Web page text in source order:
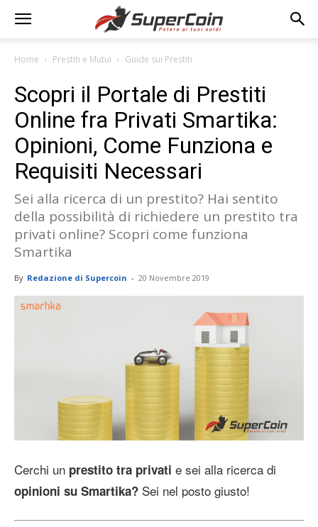
Home Prestiti e Mutui Guide sui Prestiti
Scopri il Portale di Prestiti
Online fra Privati Smartika:
Opinioni, Come Funziona e
Requisiti Necessari
Sei alla ricerca di un prestito? Hai sentito
della possibilità di richiedere un prestito tra
privati online? Scopri come funziona
Smartika
By Redazione di Supercoin - 20 Novembre 2019
Cerchi un prestito tra privati e sei alla ricerca di
opinioni su Smartika? Sei nel posto giusto!